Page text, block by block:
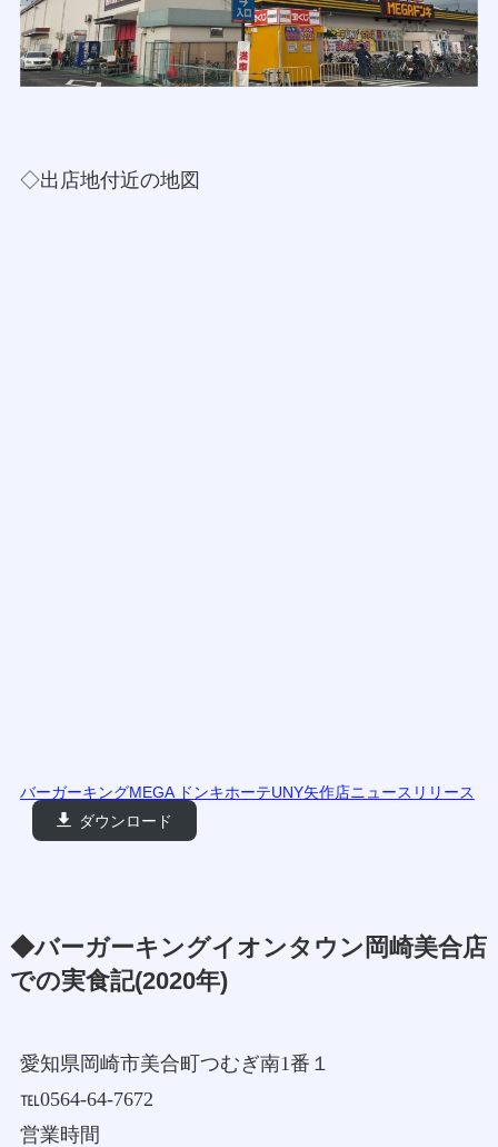
◇出店地付近の地図
バーガーキングMEGA ドンキホーテUNY矢作店ニュースリリース
ダウンロード
◆バーガーキングイオンタウン岡崎美合店
での実食記(2020年)
愛知県岡崎市美合町つむぎ南1番１
℡0564-64-7672
営業時間